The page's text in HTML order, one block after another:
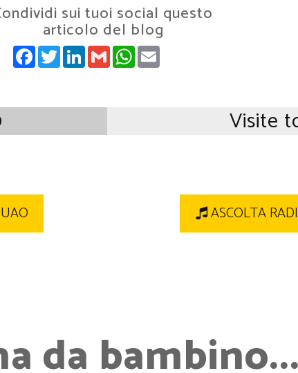
sui tuoi social questo
articolo del blog
FACEBOOK
TWITTERLINKEDIN
GMAILWHATSAPP
Visite
ASCOLTA
da bambino...